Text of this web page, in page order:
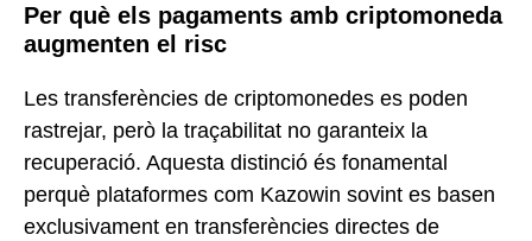
Per què els pagaments amb criptomoneda
augmenten el risc
Les transferències de criptomonedes es poden
rastrejar, però la traçabilitat no garanteix la
recuperació. Aquesta distinció és fonamental
perquè plataformes com Kazowin sovint es basen
exclusivament en transferències directes de